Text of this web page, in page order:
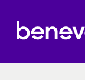
Partenaire